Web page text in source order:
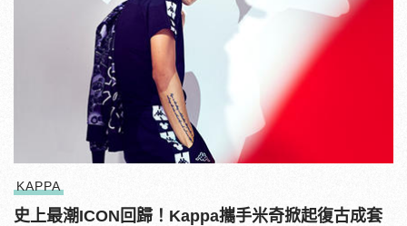
KAPPA
史上最潮ICON回歸！Kappa攜手米奇掀起復古成套